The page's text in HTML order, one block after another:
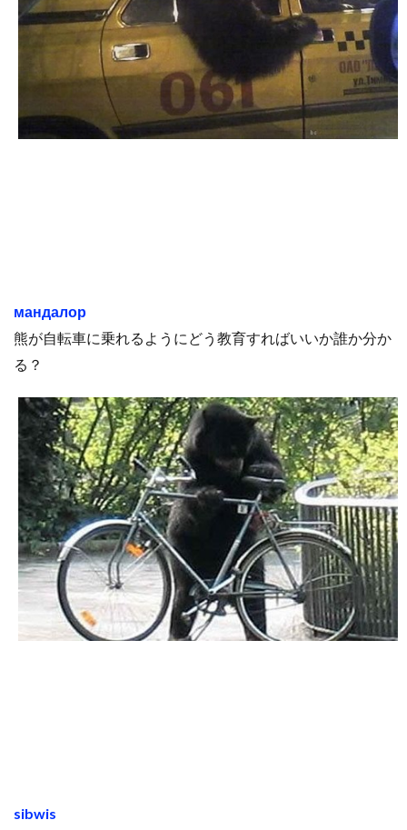
мандалор
熊が自転車に乗れるようにどう教育すればいいか誰か分か
る？
sibwis